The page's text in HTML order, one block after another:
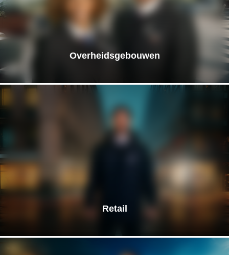
Overheidsgebouwen
Retail